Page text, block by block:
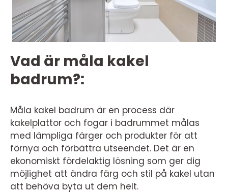
Vad är måla kakel
badrum?:
Måla kakel badrum är en process där
kakelplattor och fogar i badrummet målas
med lämpliga färger och produkter för att
förnya och förbättra utseendet. Det är en
ekonomiskt fördelaktig lösning som ger dig
möjlighet att ändra färg och stil på kakel utan
att behöva byta ut dem helt.